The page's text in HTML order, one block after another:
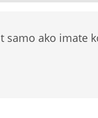
samo ako imate